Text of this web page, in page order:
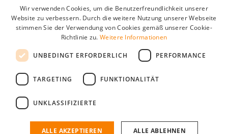
E-Mail*
Passwort
Angemeldet bleiben
Passwort vergessen?
Kostenloses Unternehmensprofil
Wenn Sie sich registriert haben, können Sie ein Unternehmensprofil
passenden Mitarbeiter zu finden.
Wir verwenden Cookies, um die Benutzerfreundlichkeit unserer
Website zu verbessern. Durch die weitere Nutzung unserer Webseite
stimmen Sie der Verwendung von Cookies gemäß unserer Cookie-
Richtlinie zu. Weitere Informationen
UNBEDINGT ERFORDERLICH PERFORMANCE
TARGETING FUNKTIONALITÄT
UNKLASSIFIZIERTE
ALLE AKZEPTIEREN ALLE ABLEHNEN